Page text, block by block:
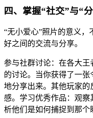
四、掌握“社交”与“
“无小爱心”照片的意义，
好之间的交流与分享。
参与社群讨论：在各大
的讨论。当你获得了一张
地分享出来。其他玩家的
感。学习优秀作品：观察
析他们是如何捕捉到那个